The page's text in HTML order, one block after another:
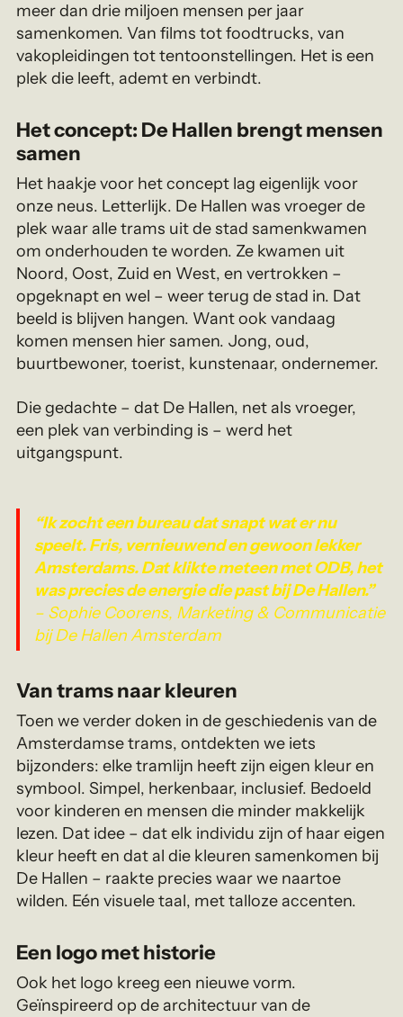
meer dan drie miljoen mensen per jaar
samenkomen. Van films tot foodtrucks, van
vakopleidingen tot tentoonstellingen. Het is een
plek die leeft, ademt en verbindt.
Het concept: De Hallen brengt mensen
samen
Het haakje voor het concept lag eigenlijk voor
onze neus. Letterlijk. De Hallen was vroeger de
plek waar alle trams uit de stad samenkwamen
om onderhouden te worden. Ze kwamen uit
Noord, Oost, Zuid en West, en vertrokken –
opgeknapt en wel – weer terug de stad in. Dat
beeld is blijven hangen. Want ook vandaag
komen mensen hier samen. Jong, oud,
buurtbewoner, toerist, kunstenaar, ondernemer.
Die gedachte – dat De Hallen, net als vroeger,
een plek van verbinding is – werd het
uitgangspunt.
“Ik zocht een bureau dat snapt wat er nu
speelt. Fris, vernieuwend en gewoon lekker
Amsterdams. Dat klikte meteen met ODB, het
was precies de energie die past bij De Hallen.”
– Sophie Coorens, Marketing & Communicatie
bij De Hallen Amsterdam
Van trams naar kleuren
Toen we verder doken in de geschiedenis van de
Amsterdamse trams, ontdekten we iets
bijzonders: elke tramlijn heeft zijn eigen kleur en
symbool. Simpel, herkenbaar, inclusief. Bedoeld
voor kinderen en mensen die minder makkelijk
lezen. Dat idee – dat elk individu zijn of haar eigen
kleur heeft en dat al die kleuren samenkomen bij
De Hallen – raakte precies waar we naartoe
wilden. Eén visuele taal, met talloze accenten.
Een logo met historie
Ook het logo kreeg een nieuwe vorm.
Geïnspireerd op de architectuur van de